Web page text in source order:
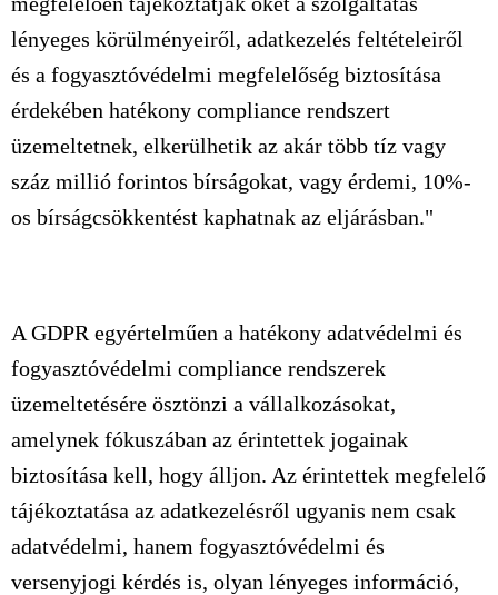
lényeges körülményeiről, adatkezelés feltételeiről
és a fogyasztóvédelmi megfelelőség biztosítása
érdekében hatékony compliance rendszert
üzemeltetnek, elkerülhetik az akár több tíz vagy
száz millió forintos bírságokat, vagy érdemi, 10%-
os bírságcsökkentést kaphatnak az eljárásban."
A GDPR egyértelműen a hatékony adatvédelmi és
fogyasztóvédelmi compliance rendszerek
üzemeltetésére ösztönzi a vállalkozásokat,
amelynek fókuszában az érintettek jogainak
biztosítása kell, hogy álljon. Az érintettek megfelelő
tájékoztatása az adatkezelésről ugyanis nem csak
adatvédelmi, hanem fogyasztóvédelmi és
versenyjogi kérdés is, olyan lényeges információ,